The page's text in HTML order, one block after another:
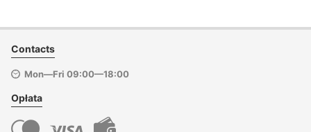
Contacts
Mon—Fri 09:00—18:00
Opłata